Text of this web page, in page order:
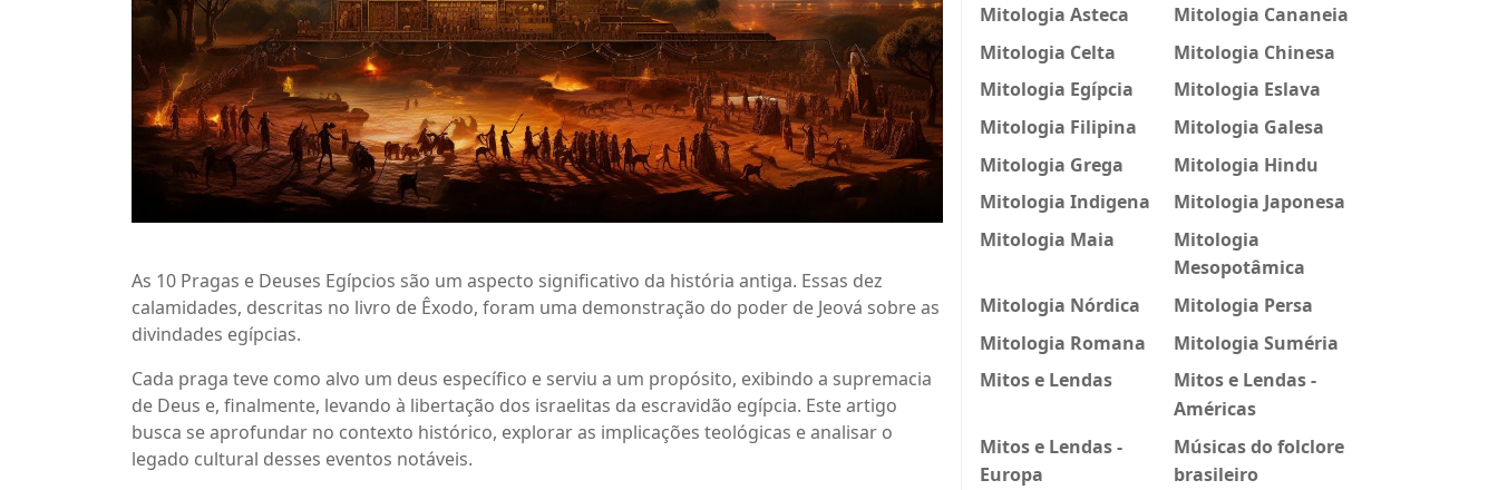
As 10 Pragas e Deuses Egípcios são um aspecto significativo da história antiga. Essas dez
calamidades, descritas no livro de Êxodo, foram uma demonstração do poder de Jeová sobre as
divindades egípcias.
Cada praga teve como alvo um deus específico e serviu a um propósito, exibindo a supremacia
de Deus e, finalmente, levando à libertação dos israelitas da escravidão egípcia. Este artigo
busca se aprofundar no contexto histórico, explorar as implicações teológicas e analisar o
legado cultural desses eventos notáveis.
Mitologia Asteca
Mitologia Cananeia
Mitologia Celta
Mitologia Chinesa
Mitologia Egípcia
Mitologia Eslava
Mitologia Filipina
Mitologia Galesa
Mitologia Grega
Mitologia Hindu
Mitologia Indigena
Mitologia Japonesa
Mitologia Maia
Mitologia
Mesopotâmica
Mitologia Nórdica
Mitologia Persa
Mitologia Romana
Mitologia Suméria
Mitos e Lendas
Mitos e Lendas -
Américas
Mitos e Lendas -
Europa
Músicas do folclore
brasileiro